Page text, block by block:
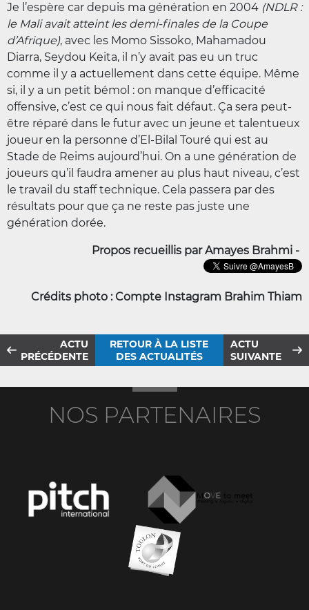
Je l’espère car depuis ma génération en 2004 (NDLR :
le Mali avait atteint les demi-finales de la Coupe
d’Afrique), avec les Momo Sissoko, Mahamadou
Diarra, Seydou Keita, il n’y avait pas eu un truc
comme il y a actuellement dans cette équipe. Même
si, il y a un petit bémol : on manque d’efficacité
offensive, c’est ce qui nous fait défaut. Ça sera peut-
être réparé dans le futur avec un jeune et talentueux
joueur en la personne d’El-Bilal Touré qui est au
Stade de Reims aujourd’hui. On a une génération de
joueurs qu’il faudra amener au plus haut niveau, c’est
le travail du staff technique. Cela passera par des
résultats pour que ça ne reste pas juste une
génération dorée.
Propos recueillis par Amayes Brahmi -
Crédits photo : Compte Instagram Brahim Thiam
ACTU
PRÉCÉDENTE
RETOUR À LA LISTE
DES ACTUALITÉS
ACTU
SUIVANTE
NOS PARTENAIRES